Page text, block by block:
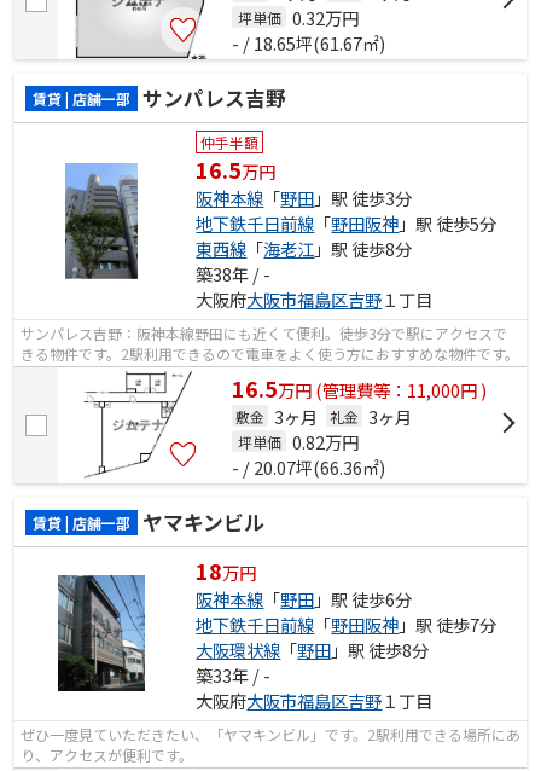
坪単価 0.32万円
- / 18.65坪(61.67㎡)
賃貸 | 店舗一部 サンパレス吉野
仲手半額
16.5万円
阪神本線 「野田」駅 徒歩3分
地下鉄千日前線 「野田阪神」駅 徒歩5分
東西線 「海老江」駅 徒歩8分
築38年 / -
大阪府大阪市福島区吉野１丁目
サンパレス吉野：阪神本線野田にも近くて便利。徒歩3分で駅にアクセスで
きる物件です。2駅利用できるので電車をよく使う方におすすめな物件です。
16.5万円(管理費等：11,000円 )
敷金 3ヶ月 礼金 3ヶ月
坪単価 0.82万円
- / 20.07坪(66.36㎡)
賃貸 | 店舗一部 ヤマキンビル
18万円
阪神本線 「野田」駅 徒歩6分
地下鉄千日前線 「野田阪神」駅 徒歩7分
大阪環状線 「野田」駅 徒歩8分
築33年 / -
大阪府大阪市福島区吉野１丁目
ぜひ一度見ていただきたい、「ヤマキンビル」です。2駅利用できる場所にあ
り、アクセスが便利です。